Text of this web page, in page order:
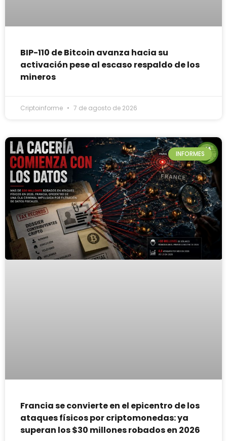
BIP-110 de Bitcoin avanza hacia su
activación pese al escaso respaldo de los
mineros
Criptoinforme 7 de agosto de 2026
INFORMES
Francia se convierte en el epicentro de los
ataques físicos por criptomonedas: ya
superan los $30 millones robados en 2026